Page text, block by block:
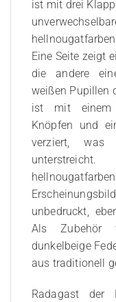
ist mit drei
Eine Seite zeigt
die andere
weißen Pupillen
ist mit einem
Knöpfen und
verziert,
unbedruckt,
Als Zubehör
dunkelbeige
aus traditionell
Radagast